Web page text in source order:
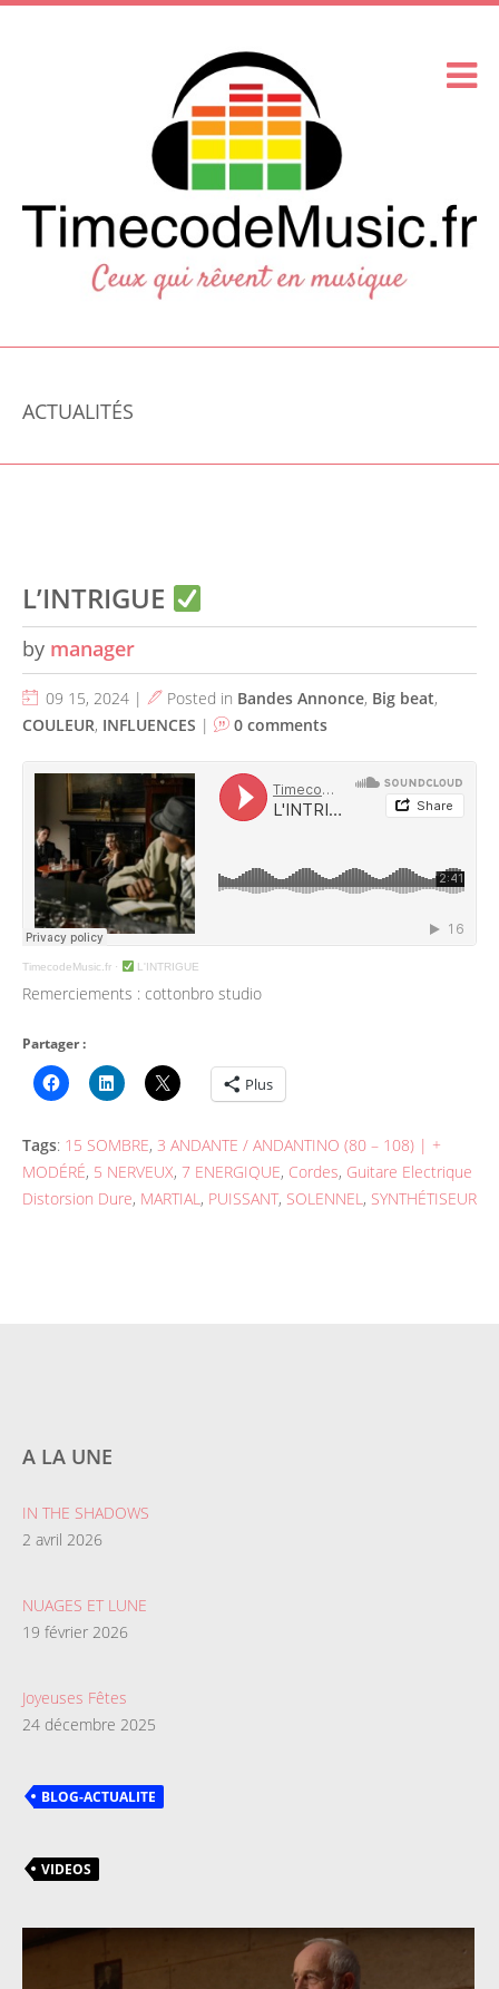
ACTUALITÉS
L’INTRIGUE
by manager
09 15, 2024 | Posted in Bandes Annonce, Big beat,
COULEUR, INFLUENCES | 0 comments
TimecodeMusic.fr · L'INTRIGUE
Remerciements : cottonbro studio
Partager :
Plus
Tags: 15 SOMBRE, 3 ANDANTE / ANDANTINO (80 – 108) | +
MODÉRÉ, 5 NERVEUX, 7 ENERGIQUE, Cordes, Guitare Electrique
Distorsion Dure, MARTIAL, PUISSANT, SOLENNEL, SYNTHÉTISEUR
A LA UNE
IN THE SHADOWS
2 avril 2026
NUAGES ET LUNE
19 février 2026
Joyeuses Fêtes
24 décembre 2025
BLOG-ACTUALITE
VIDEOS